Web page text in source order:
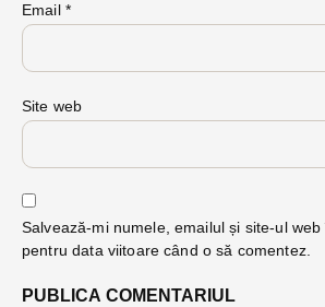
Email *
Site web
Salvează-mi numele, emailul și site-ul
pentru data viitoare când o să comentez.